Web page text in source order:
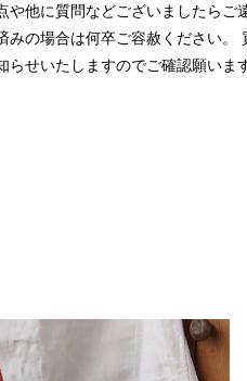
や他に質問などございましたらご
みの場合は何卒ご容赦ください
せいたしますのでご確認願います